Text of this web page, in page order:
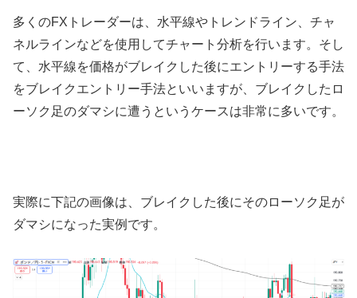
多くのFX トレーダーは、水平線やトレンドライン、チャ
ネルラインなどを使用してチャート分析を行います。そし
て、水平線を価格がブレイクした後にエントリーする手法
をブレイクエントリー手法といいますが、ブレイクしたロ
ーソク足のダマシに遭うというケースは非常に多いです。
実際に下記の画像は、ブレイクした後にそのローソク足が
ダマシになった実例です。